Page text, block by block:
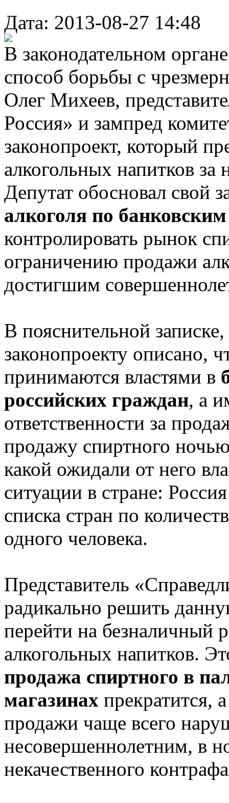
Дата: 2013-08-27 14:48
В законодательном
способ борьбы с
Олег Михеев,
Россия» и зампред
законопроект, который
алкогольных напитков за
Депутат обосновал свой
алкоголя по
контролировать рынок
ограничению продажи
достигшим
В пояснительной записке,
законопроекту описано,
принимаются властями в
российских граждан, а
ответственности за
продажу спиртного ночью
какой ожидали от него
ситуации в стране:
списка стран по
одного человека.
Представитель
радикально решить
перейти на безналичный
алкогольных напитков.
продажа спиртного в
магазинах прекратится,
продажи чаще всего
несовершеннолетним, в
некачественного